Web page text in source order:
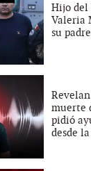
Hijo del
Valeria
su
muerte
pidió
desde